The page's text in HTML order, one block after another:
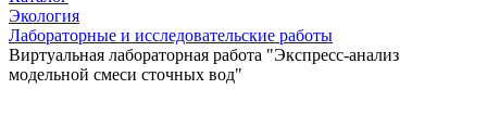
Экология
Лабораторные и исследовательские работы
Виртуальная лабораторная работа "Экспресс-анализ
модельной смеси сточных вод"